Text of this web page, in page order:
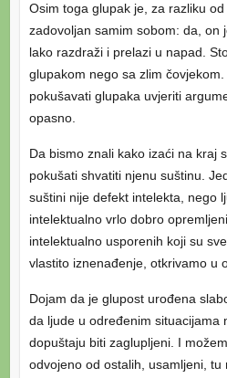
Osim toga glupak je, za razliku
zadovoljan samim sobom: da, on
lako razdraži i prelazi u napad.
glupakom nego sa zlim
pokušavati glupaka uvjeriti
opasno.
Da bismo znali kako izaći na kraj
pokušati shvatiti njenu suštinu.
suštini nije defekt intelekta, nego
intelektualno vrlo dobro
intelektualno usporenih koji su
vlastito iznenađenje, otkrivamo u
Dojam da je glupost urođena
da ljude u određenim situacijama
dopuštaju biti zaglupljeni. I
odvojeno od ostalih, usamljeni, tu